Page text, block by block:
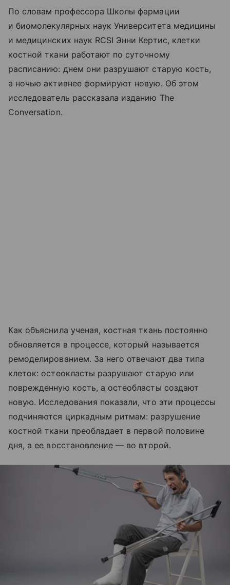
По словам профессора Школы фармации
и биомолекулярных наук Университета медицины
и медицинских наук RCSI Энни Кертис, клетки
костной ткани работают по суточному
расписанию: днем они разрушают старую кость,
а ночью активнее формируют новую. Об этом
исследователь рассказала изданию The
Conversation.
Как объяснила ученая, костная ткань постоянно
обновляется в процессе, который называется
ремоделированием. За него отвечают два типа
клеток: остеокласты разрушают старую или
поврежденную кость, а остеобласты создают
новую. Исследования показали, что эти процессы
подчиняются циркадным ритмам: разрушение
костной ткани преобладает в первой половине
дня, а ее восстановление — во второй.